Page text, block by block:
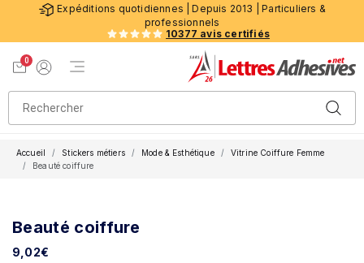
Expéditions quotidiennes | Depuis 2013 | Particuliers &
professionnels
10377 avis certifiés
0
Menu de navigation
Accueil Stickers métiers Mode & Esthétique
Vitrine Coiffure Femme
Beauté coiffure
Beauté coiffure
9,02€